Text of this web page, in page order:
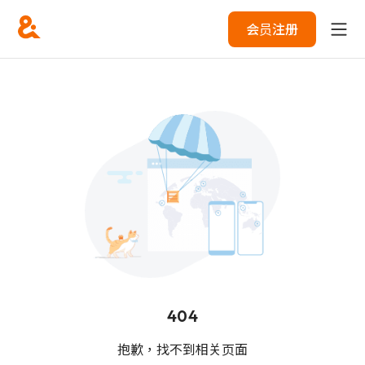
会员注册
404
抱歉，找不到相关页面